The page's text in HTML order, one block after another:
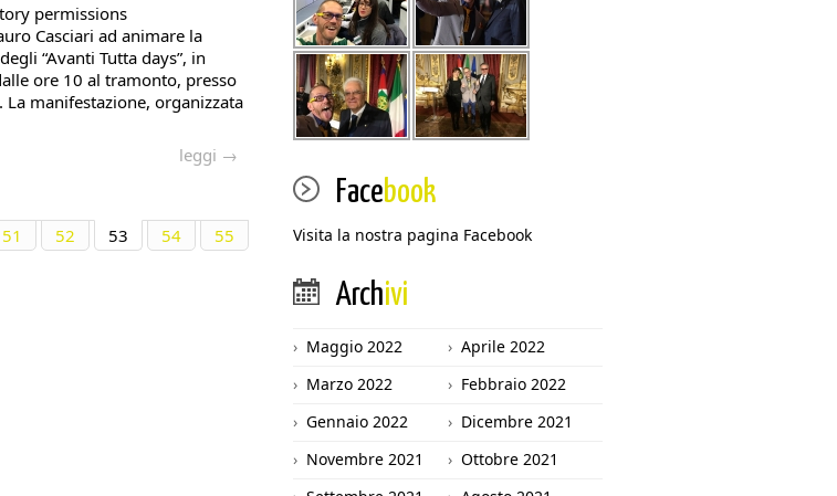
permissions
Casciari ad animare la
“Avanti Tutta days”, in
ore 10 al tramonto, presso
manifestazione, organizzata
leggi →
51 52 53 54
55
Facebook
Visita la nostra pagina Facebook
Archivi
Maggio 2022
Aprile 2022
Marzo 2022
Febbraio 2022
Gennaio 2022
Dicembre 2021
Novembre 2021
Ottobre 2021